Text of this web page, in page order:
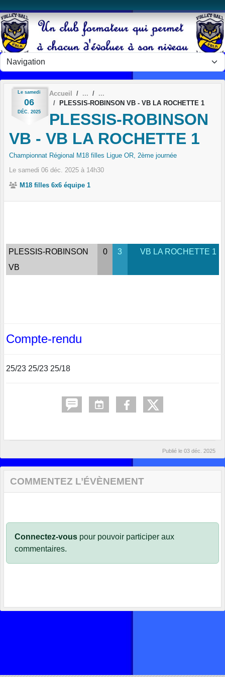
Le samedi
06
DÉC. 2025
Accueil
PLESSIS-ROBINSON VB - VB LA ROCHETTE 1
PLESSIS-ROBINSON
VB - VB LA ROCHETTE 1
Championnat Régional M18 filles Ligue OR, 2ème journée
Le samedi 06 déc. 2025 à 14h30
M18 filles 6x6 équipe 1
PLESSIS-ROBINSON
VB
0 3 VB LA ROCHETTE 1
Compte-rendu
25/23 25/23 25/18
Publié le 03 déc. 2025
COMMENTEZ L’ÉVÈNEMENT
Connectez-vous pour pouvoir participer aux
commentaires.